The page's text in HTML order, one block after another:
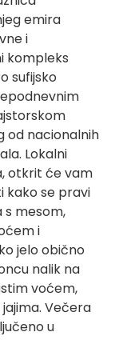
emira
i
kompleks
sufijsko
od nacionalnih
Lokalni
otkrit će vam
kako se pravi
s mesom,
i
jelo obično
nalik na
voćem,
Večera
u